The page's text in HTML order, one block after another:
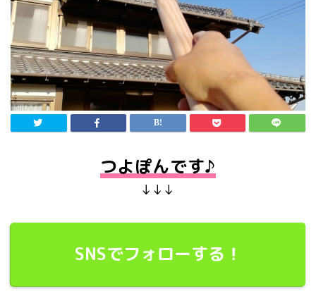
つよぽんです♪
↓↓↓
SNSでフォローする！